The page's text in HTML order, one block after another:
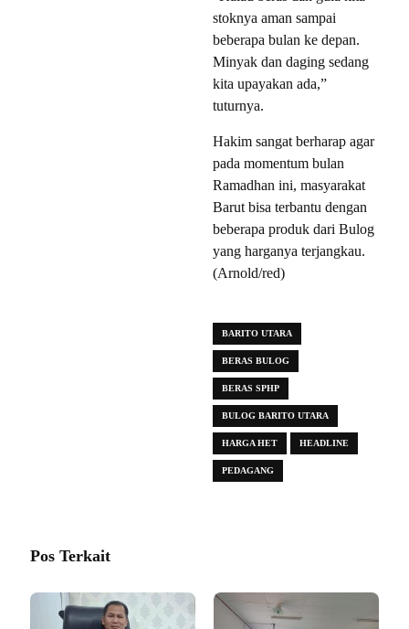
stoknya aman sampai
beberapa bulan ke depan.
Minyak dan daging sedang
kita upayakan ada,”
tuturnya.
Hakim sangat berharap agar
pada momentum bulan
Ramadhan ini, masyarakat
Barut bisa terbantu dengan
beberapa produk dari Bulog
yang harganya terjangkau.
(Arnold/red)
BARITO UTARA
BERAS BULOG
BERAS SPHP
BULOG BARITO UTARA
HARGA HET HEADLINE
PEDAGANG
Pos Terkait